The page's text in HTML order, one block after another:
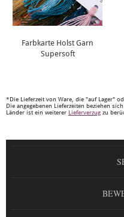
Farbkarte Holst Garn
Supersoft
*Die Lieferzeit von Ware, die "auf Lager"
Die angegebenen Lieferzeiten beziehen
Länder ist ein weiterer Lieferverzug zu